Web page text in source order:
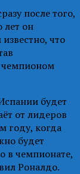
после того,
лет он
что
чемпионом
будет
от лидеров
году, когда
будет
в чемпионате,
Роналдо.